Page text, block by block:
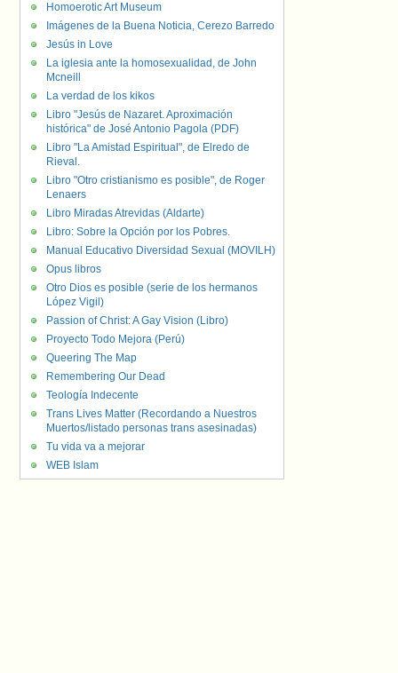
Homoerotic Art Museum
Imágenes de la Buena Noticia, Cerezo Barredo
Jesús in Love
La iglesia ante la homosexualidad, de John
Mcneill
La verdad de los kikos
Libro "Jesús de Nazaret. Aproximación
histórica" de José Antonio Pagola (PDF)
Libro "La Amistad Espiritual", de Elredo de
Rieval.
Libro "Otro cristianismo es posible", de Roger
Lenaers
Libro Miradas Atrevidas (Aldarte)
Libro: Sobre la Opción por los Pobres.
Manual Educativo Diversidad Sexual (MOVILH)
Opus libros
Otro Dios es posible (serie de los hermanos
López Vigil)
Passion of Christ: A Gay Vision (Libro)
Proyecto Todo Mejora (Perú)
Queering The Map
Remembering Our Dead
Teología Indecente
Trans Lives Matter (Recordando a Nuestros
Muertos/listado personas trans asesinadas)
Tu vida va a mejorar
WEB Islam